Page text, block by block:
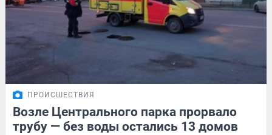
ПРОИСШЕСТВИЯ
Возле Центрального парка прорвало
трубу — без воды остались 13 домов